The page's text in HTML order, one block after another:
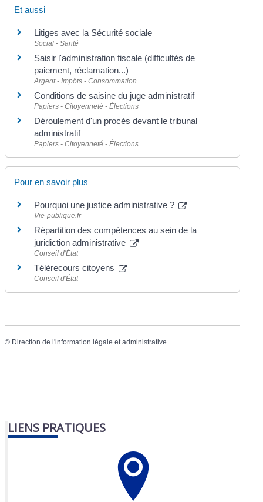
Et aussi
Litiges avec la Sécurité sociale
Social - Santé
Saisir l'administration fiscale (difficultés de
paiement, réclamation...)
Argent - Impôts - Consommation
Conditions de saisine du juge administratif
Papiers - Citoyenneté - Élections
Déroulement d'un procès devant le tribunal
administratif
Papiers - Citoyenneté - Élections
Pour en savoir plus
Pourquoi une justice administrative ?
Vie-publique.fr
Répartition des compétences au sein de la
juridiction administrative
Conseil d'État
Télérecours citoyens
Conseil d'État
© Direction de l'information légale et administrative
LIENS PRATIQUES